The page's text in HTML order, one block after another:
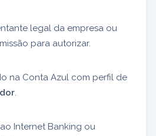
legal da empresa ou
para autorizar.
na Conta Azul com perfil de
.
Internet Banking ou